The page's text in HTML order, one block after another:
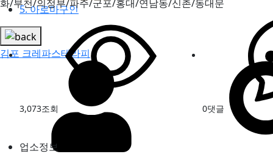
5. 아로마구인
김포 크레파스테라피
화/부천/의정부/파주/군포/홍대/연남동/신촌/동대문
3,073조회 0댓글
업소정보